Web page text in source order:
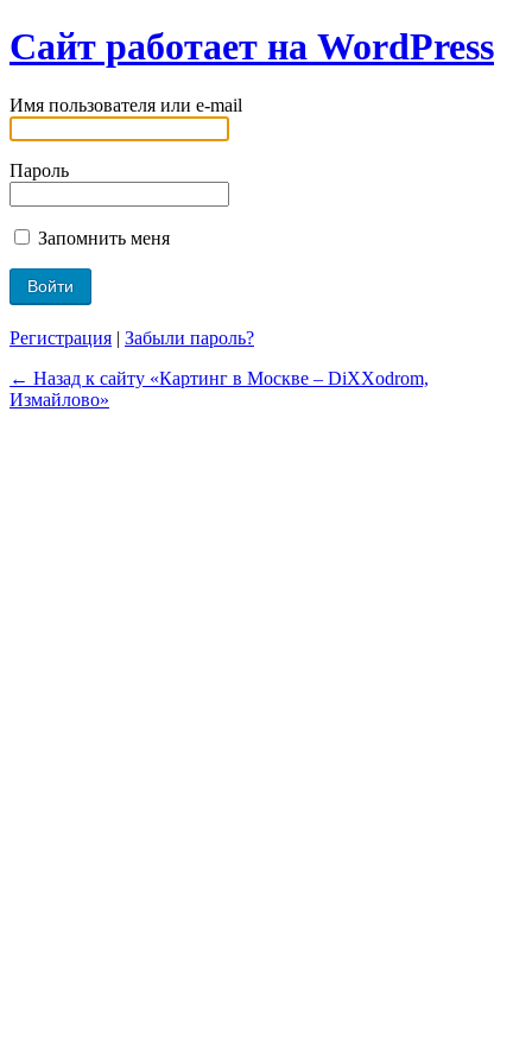
Сайт работает на WordPress
Имя пользователя или e-mail
Пароль
Запомнить меня
Регистрация | Забыли пароль?
← Назад к сайту «Картинг в Москве – DiXXodrom,
Измайлово»